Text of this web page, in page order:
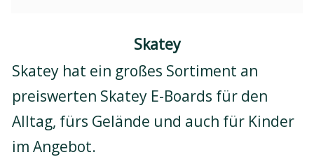
Skatey
Skatey hat ein großes Sortiment an
preiswerten Skatey E-Boards für den
Alltag, fürs Gelände und auch für Kinder
im Angebot.